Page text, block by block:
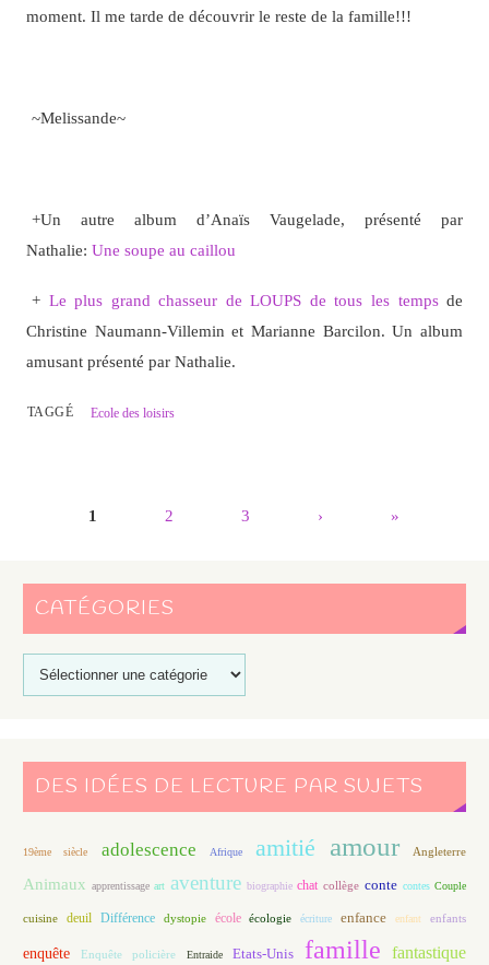
moment. Il me tarde de découvrir le reste de la famille!!!
~Melissande~
+Un autre album d’Anaïs Vaugelade, présenté par
Nathalie: Une soupe au caillou
+ Le plus grand chasseur de LOUPS de tous les tempsde
Christine Naumann-Villemin et Marianne Barcilon. Un album
amusant présenté par Nathalie.
TAGGÉ Ecole des loisirs
1 2 3 › »
CATÉGORIES
DES IDÉES DE LECTURE PAR SUJETS
19ème siècle adolescence Afrique amitié amour Angleterre
Animaux apprentissage art aventure biographie chat collège conte contes Couple
cuisine deuil Différence dystopie école écologie écriture enfance enfant enfants
enquête Enquête policière Entraide Etats-Unis famille fantastique